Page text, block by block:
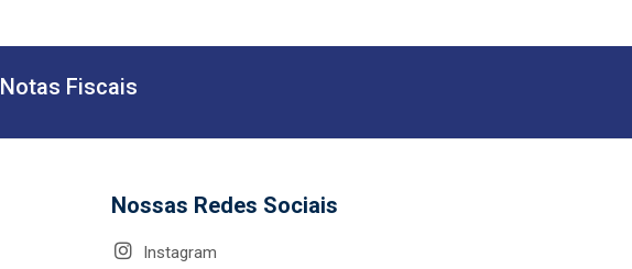
Notas Fiscais
Nossas Redes Sociais
Instagram